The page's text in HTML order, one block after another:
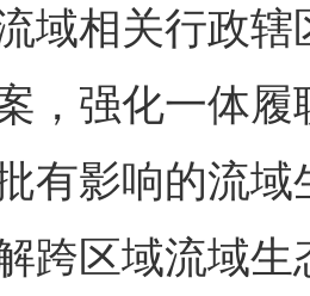
域相关行政
，强化一体
有影响的流
跨区域流域